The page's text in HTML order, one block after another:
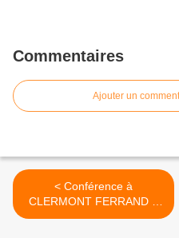
Commentaires
Ajouter un
< Conférence à
CLERMONT FERRAND 2
Avril 2016 (Catherine)